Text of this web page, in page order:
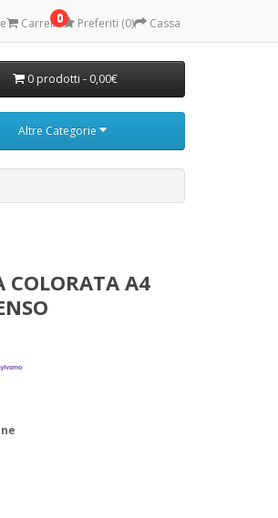
0
Carrello Preferiti (0) Cassa
0 prodotti - 0,00€
Altre Categorie
COLORATA A4